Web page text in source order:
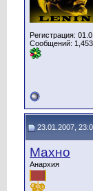
Регистрация:
Сообщений: 1,453
23.01.2007,
Махно
Анархия